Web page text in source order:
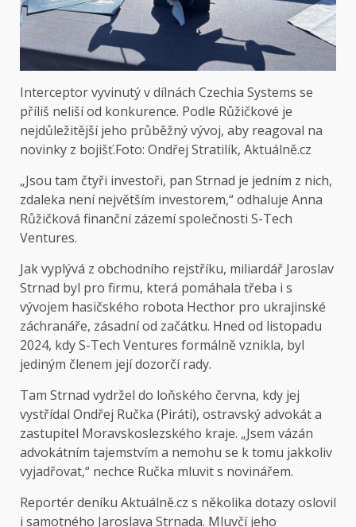
Interceptor vyvinutý v dílnách Czechia Systems se
příliš neliší od konkurence. Podle Růžičkové je
nejdůležitější jeho průběžný vývoj, aby reagoval na
novinky z bojišť.Foto: Ondřej Stratilík, Aktuálně.cz
„Jsou tam čtyři investoři, pan Strnad je jedním z nich,
zdaleka není největším investorem,“ odhaluje Anna
Růžičková finanční zázemí společnosti S-Tech
Ventures.
Jak vyplývá z obchodního rejstříku, miliardář Jaroslav
Strnad byl pro firmu, která pomáhala třeba i s
vývojem hasičského robota Hecthor pro ukrajinské
záchranáře, zásadní od začátku. Hned od listopadu
2024, kdy S-Tech Ventures formálně vznikla, byl
jediným členem její dozorčí rady.
Tam Strnad vydržel do loňského června, kdy jej
vystřídal Ondřej Ručka (Piráti), ostravský advokát a
zastupitel Moravskoslezského kraje. „Jsem vázán
advokátním tajemstvím a nemohu se k tomu jakkoliv
vyjadřovat,“ nechce Ručka mluvit s novinářem.
Reportér deníku Aktuálně.cz s několika dotazy oslovil
i samotného Jaroslava Strnada. Mluvčí jeho